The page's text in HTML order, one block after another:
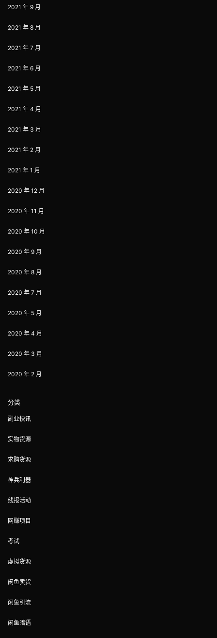
2021 年 9 月
2021 年 8 月
2021 年 7 月
2021 年 6 月
2021 年 5 月
2021 年 4 月
2021 年 3 月
2021 年 2 月
2021 年 1 月
2020 年 12 月
2020 年 11 月
2020 年 10 月
2020 年 9 月
2020 年 8 月
2020 年 7 月
2020 年 5 月
2020 年 4 月
2020 年 3 月
2020 年 2 月
分类
副业快讯
实物货源
求购货源
神兵利器
线报活动
网赚项目
考试
虚拟货源
闲鱼卖货
闲鱼引流
闲鱼暗语